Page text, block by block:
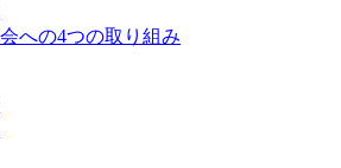
への4つの取り組み